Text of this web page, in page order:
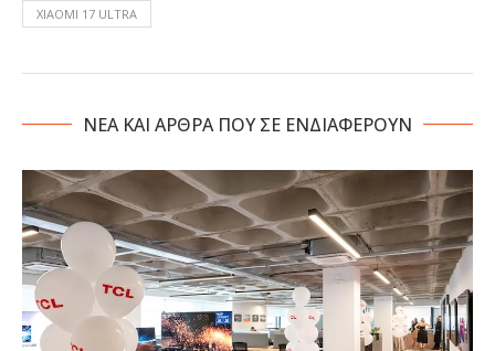
XIAOMI 17 ULTRA
NΕΑ ΚΑΙ ΑΡΘΡΑ ΠΟΥ ΣΕ ΕΝΔΙΑΦΕΡΟΥΝ